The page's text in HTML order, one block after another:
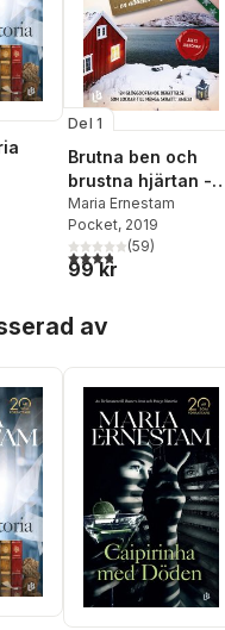
Del 1
Brutna ben och
brustna hjärtan -
en alldeles omöjlig
jul
Maria Ernestam
Pocket, 2019
3,8utav 5 stjärnor.
(59)
99 kr
av